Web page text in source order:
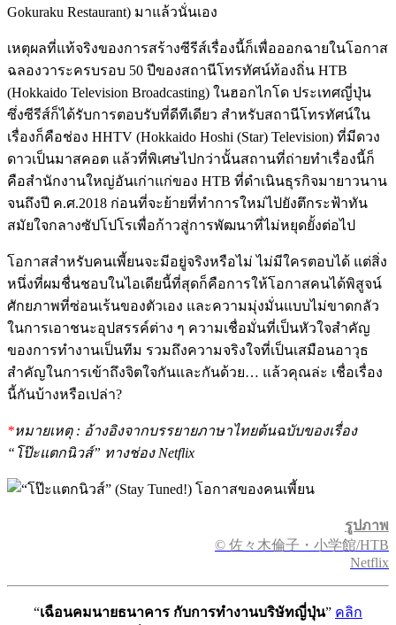
Gokuraku Restaurant) มาแล้วนั่นเอง
เหตุผลที่แท้จริงของการสร้างซีรีส์เรื่องนี้ก็เพื่อออกฉายในโอกาส
ฉลองวาระครบรอบ 50 ปีของสถานีโทรทัศน์ท้องถิ่น HTB
(Hokkaido Television Broadcasting) ในฮอกไกโด ประเทศญี่ปุ่น
ซึ่งซีรีส์ก็ได้รับการตอบรับที่ดีทีเดียว สำหรับสถานีโทรทัศน์ใน
เรื่องก็คือช่อง HHTV (Hokkaido Hoshi (Star) Television) ที่มีดวง
ดาวเป็นมาสคอต แล้วที่พิเศษไปกว่านั้นสถานที่ถ่ายทำเรื่องนี้ก็
คือสำนักงานใหญ่อันเก่าแก่ของ HTB ที่ดำเนินธุรกิจมายาวนาน
จนถึงปี ค.ศ.2018 ก่อนที่จะย้ายที่ทำการใหม่ไปยังตึกระฟ้าทัน
สมัยใจกลางซัปโปโรเพื่อก้าวสู่การพัฒนาที่ไม่หยุดยั้งต่อไป
โอกาสสำหรับคนเพี้ยนจะมีอยู่จริงหรือไม่ ไม่มีใครตอบได้ แต่สิ่ง
หนึ่งที่ผมชื่นชอบในไอเดียนี้ที่สุดก็คือการให้โอกาสคนได้พิสูจน์
ศักยภาพที่ซ่อนเร้นของตัวเอง และความมุ่งมั่นแบบไม่ขาดกลัว
ในการเอาชนะอุปสรรค์ต่าง ๆ ความเชื่อมั่นที่เป็นหัวใจสำคัญ
ของการทำงานเป็นทีม รวมถึงความจริงใจที่เป็นเสมือนอาวุธ
สำคัญในการเข้าถึงจิตใจกันและกันด้วย… แล้วคุณล่ะ เชื่อเรื่อง
นี้กันบ้างหรือเปล่า?
*หมายเหตุ : อ้างอิงจากบรรยายภาษาไทยต้นฉบับของเรื่อง
“โป๊ะแตกนิวส์” ทางช่อง Netflix
รูปภาพ
© 佐々木倫子・小学館/HTB
Netflix
“เฉือนคมนายธนาคาร กับการทำงานบริษัทญี่ปุ่น” คลิก